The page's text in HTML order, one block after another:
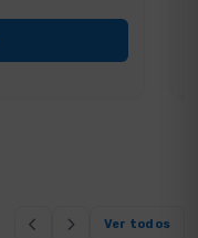
Ver todos